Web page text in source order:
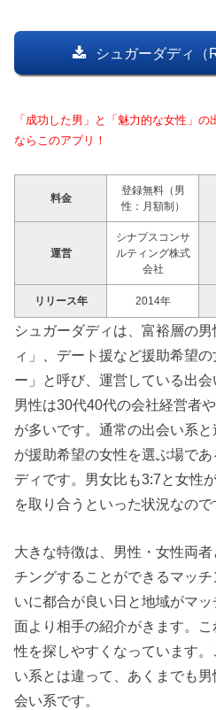
シュガーダディ（
「成功した男」と「魅力的な女性」
ならこのアプリ！
料金
登録無料（男
性：月額制）
運営
シナプスコンサ
ルティング株式
会社
リリース年 2014年
シュガーダディは、富裕層の
ィ」、デート援など援助希望
ー」と呼び、運営している出
男性は30代40代の会社経営者
が多いです。通常の出会い系
が援助希望の女性を選ぶ場で
ディです。男女比も3:7と女性
を取り合うといった状況なので
大きな特徴は、男性・女性両
チングすることができるマッ
いに都合が良い日と地域がマ
面より相手の紹介がきます。
性を探しやすくなっています
い系とは違って、あくまでも
会い系です。